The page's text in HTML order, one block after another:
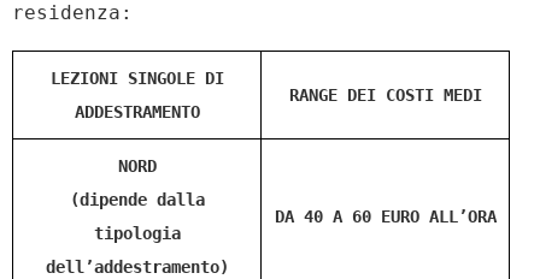
residenza:
LEZIONI SINGOLE DI
ADDESTRAMENTO
RANGE DEI COSTI MEDI
NORD
(dipende dalla
tipologia
dell’addestramento)
DA 40 A 60 EURO ALL’ORA